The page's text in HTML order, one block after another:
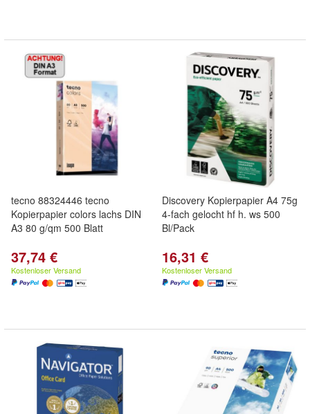
tecno 88324446 tecno
Kopierpapier colors lachs DIN
A3 80 g/qm 500 Blatt
37,74 €
Kostenloser Versand
Discovery Kopierpapier A4 75g
4-fach gelocht hf h. ws 500
Bl/Pack
16,31 €
Kostenloser Versand